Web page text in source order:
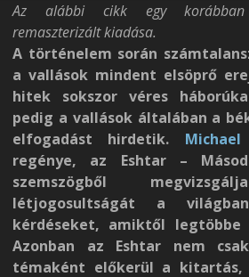
Az alábbi cikk egy korábban
remaszterizált kiadása.
A történelem során
a vallások mindent elsöprő
hitek sokszor véres
pedig a vallások általában a
elfogadást hirdetik.
regénye, az Eshtar –
szemszögből
létjogosultságát a
kérdéseket, amiktől legtöbbe
Azonban az Eshtar nem
témaként előkerül a kitartás,